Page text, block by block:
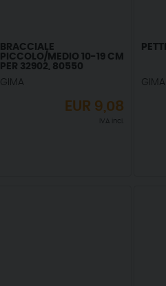
BRACCIALE
PICCOLO/MEDIO 10-19 CM
PER 32902, 80550
GIMA
EUR 9,08
IVA incl.
GIMA